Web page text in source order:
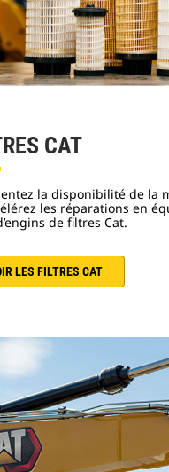
CAT
la disponibilité de la
les réparations en
de filtres Cat.
LES FILTRES CAT